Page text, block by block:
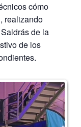
cómo
realizando
de la
de los